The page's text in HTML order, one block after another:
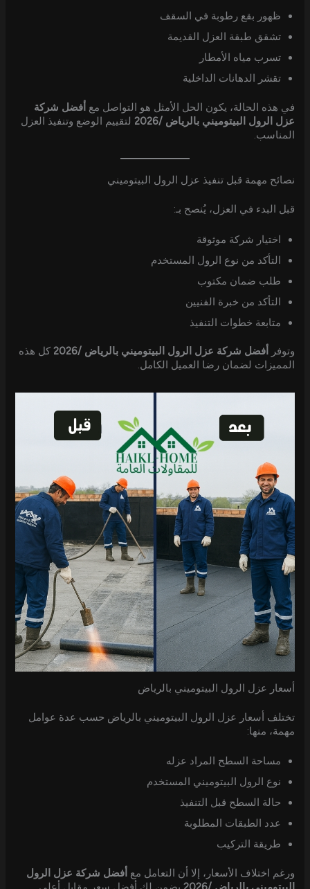
ظهور بقع رطوبة في السقف
تشقق طبقة العزل القديمة
تسرب مياه الأمطار
تقشر الدهانات الداخلية
في هذه الحالة، يكون الحل الأمثل هو التواصل مع أفضل شركة
عزل الرول البيتوميني بالرياض /2026
لتقييم الوضع وتنفيذ العزل
المناسب.
نصائح مهمة قبل تنفيذ عزل الرول البيتوميني
قبل البدء في العزل، يُنصح بـ:
اختيار شركة موثوقة
التأكد من نوع الرول المستخدم
طلب ضمان مكتوب
التأكد من خبرة الفنيين
متابعة خطوات التنفيذ
وتوفر أفضل شركة عزل الرول البيتوميني بالرياض /2026
كل هذه
المميزات لضمان رضا العميل الكامل.
أسعار عزل الرول البيتوميني بالرياض
تختلف أسعار عزل الرول البيتوميني بالرياض حسب عدة عوامل
مهمة، منها:
مساحة السطح المراد عزله
نوع الرول البيتوميني المستخدم
حالة السطح قبل التنفيذ
عدد الطبقات المطلوبة
طريقة التركيب
ورغم اختلاف الأسعار، إلا أن التعامل مع أفضل شركة عزل الرول